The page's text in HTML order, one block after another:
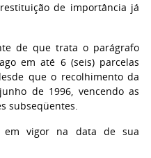
de importância já
de que trata o parágrafo
em até 6 (seis) parcelas
que o recolhimento da
de 1996, vencendo as
subseqüentes.
em vigor na data de sua